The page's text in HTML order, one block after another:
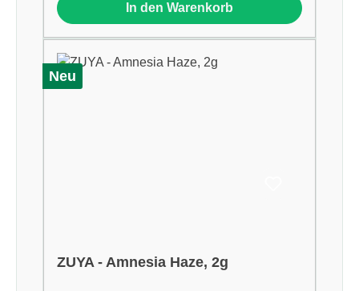
In den Warenkorb
Neu
ZUYA - Amnesia Haze, 2g